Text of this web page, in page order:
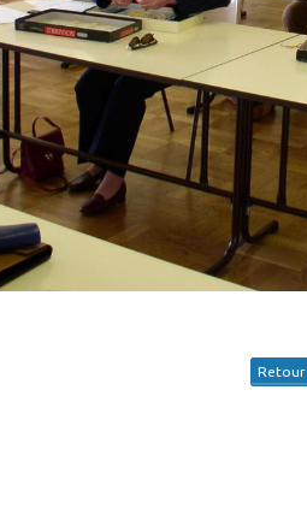
Retour